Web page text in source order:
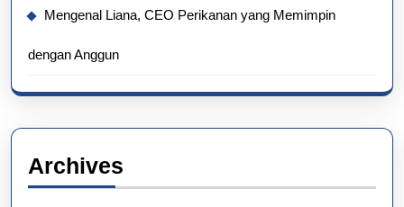
Mengenal Liana, CEO Perikanan yang Memimpin
dengan Anggun
Archives